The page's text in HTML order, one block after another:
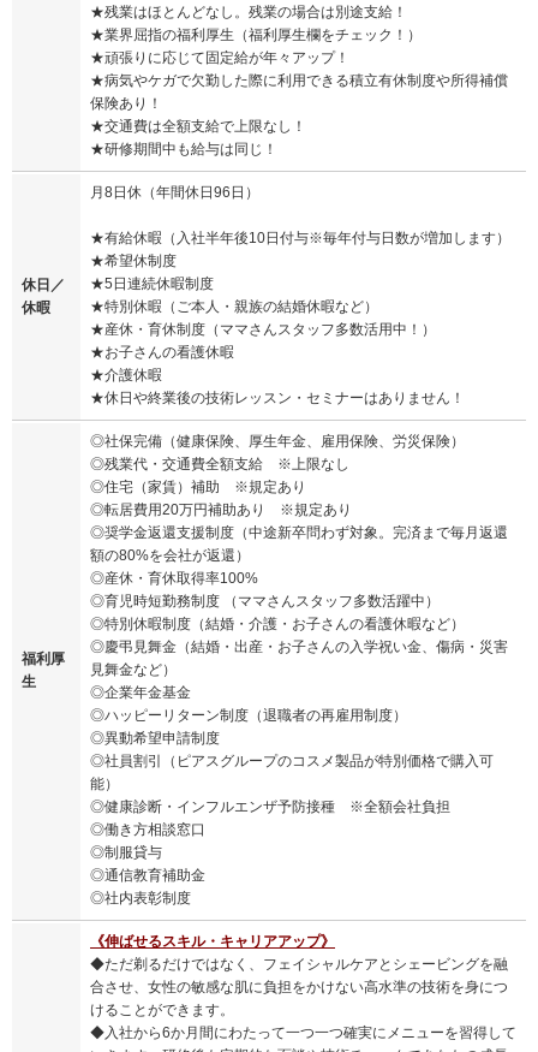
★残業はほとんどなし。残業の場合は別途支給！
★業界屈指の福利厚生（福利厚生欄をチェック！）
★頑張りに応じて固定給が年々アップ！
★病気やケガで欠勤した際に利用できる積立有休制度や所得補償
保険あり！
★交通費は全額支給で上限なし！
★研修期間中も給与は同じ！
休日／
休暇
月8日休（年間休日96日）
★有給休暇（入社半年後10日付与※毎年付与日数が増加します）
★希望休制度
★5日連続休暇制度
★特別休暇（ご本人・親族の結婚休暇など）
★産休・育休制度（ママさんスタッフ多数活用中！）
★お子さんの看護休暇
★介護休暇
★休日や終業後の技術レッスン・セミナーはありません！
福利厚
生
◎社保完備（健康保険、厚生年金、雇用保険、労災保険）
◎残業代・交通費全額支給 ※上限なし
◎住宅（家賃）補助 ※規定あり
◎転居費用20万円補助あり ※規定あり
◎奨学金返還支援制度（中途新卒問わず対象。完済まで毎月返還
額の80%を会社が返還）
◎産休・育休取得率100%
◎育児時短勤務制度 （ママさんスタッフ多数活躍中）
◎特別休暇制度（結婚・介護・お子さんの看護休暇など）
◎慶弔見舞金（結婚・出産・お子さんの入学祝い金、傷病・災害
見舞金など）
◎企業年金基金
◎ハッピーリターン制度（退職者の再雇用制度）
◎異動希望申請制度
◎社員割引（ピアスグループのコスメ製品が特別価格で購入可
能）
◎健康診断・インフルエンザ予防接種 ※全額会社負担
◎働き方相談窓口
◎制服貸与
◎通信教育補助金
◎社内表彰制度
《伸ばせるスキル・キャリアアップ》
◆ただ剃るだけではなく、フェイシャルケアとシェービングを融
合させ、女性の敏感な肌に負担をかけない高水準の技術を身につ
けることができます。
◆入社から6か月間にわたって一つ一つ確実にメニューを習得して